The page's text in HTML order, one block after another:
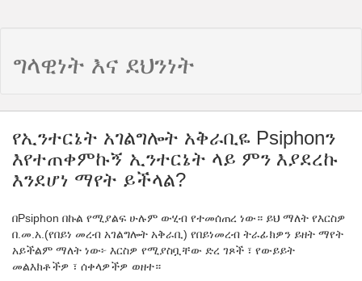
ግላዊነት እና ደህንነት
የኢንተርኔት አገልግሎት አቅራቢዬ Psiphonን
እየተጠቀምኩኝ ኢንተርኔት ላይ ምን እያደረኩ
እንደሆነ ማየት ይችላል?
በPsiphon በኩል የሚያልፍ ሁሉም ውሂብ የተመሰጠረ ነው። ይህ ማለት የእርስዎ
በ.መ.አ.(የበይነ መረብ አገልግሎት አቅራቢ) የበይነመረብ ትራፊክዎን ይዘት ማየት
አይችልም ማለት ነው፦ እርስዎ የሚያስቧቸው ድረ ገጾች ፣ የውይይት
መልእክቶችዎ ፣ ሰቀላዎችዎ ወዘተ።